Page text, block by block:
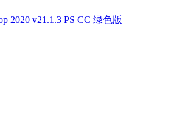
2020 v21.1.3 PS CC 绿色版